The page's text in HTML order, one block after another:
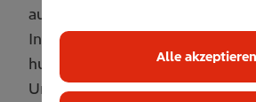
aus, knapp 40 davon in der
In den vergangenen Jahren
hundert junge Menschen ihre
Unternehmen erfolgreich
Alle akzeptieren